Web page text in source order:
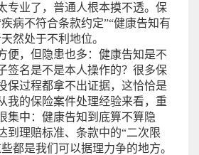
专业了，普通人根本摸不透。保
病不符合条款约定”“健康告知有
然处于不利地位。
便，但隐患也多：健康告知是不
签名是不是本人操作的？很多保
保过程都拿不出证据，这恰恰是
我的保险案件处理经验来看，重
集中：健康告知到底算不算隐
到理赔标准、条款中的“二次限
都是我们可以据理力争的地方。